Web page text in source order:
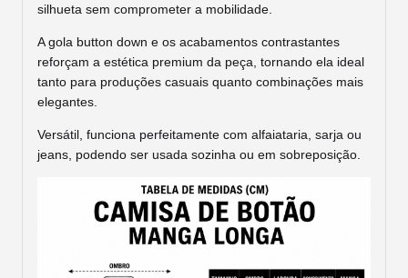
silhueta sem comprometer a mobilidade.
A gola button down e os acabamentos contrastantes
reforçam a estética premium da peça, tornando ela ideal
tanto para produções casuais quanto combinações mais
elegantes.
Versátil, funciona perfeitamente com alfaiataria, sarja ou
jeans, podendo ser usada sozinha ou em sobreposição.